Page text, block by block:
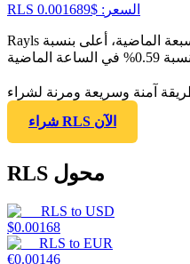
RLS السعر : $
0.001689
Rayls تغير قليل بنسبة 0% خلال الأيام السبعة الماضية، أعلى بنسبة
شراء RLS الآن
RLS محول
RLS to USD
$0.00168
RLS to EUR
€0.00146